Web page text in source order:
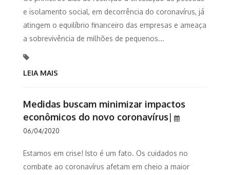
e isolamento social, em decorrência do coronavírus, já
atingem o equilíbrio financeiro das empresas e ameaça
a sobrevivência de milhões de pequenos...
LEIA MAIS
Medidas buscam minimizar impactos
econômicos do novo coronavírus|
06/04/2020
Estamos em crise! Isto é um fato. Os cuidados no
combate ao coronavírus afetam em cheio a maior